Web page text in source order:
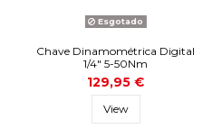
Esgotado
Chave Dinamométrica Digital
1/4" 5-50Nm
129,95 €
View